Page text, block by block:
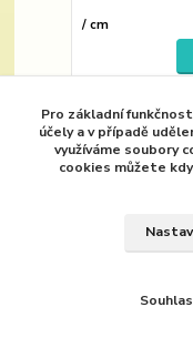
/cm
s video ukázkou
Pro základní
účely a v případě
využíváme soubory
cookies můžete